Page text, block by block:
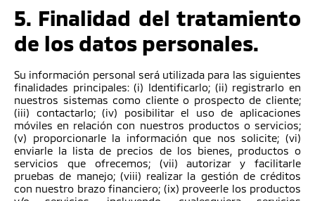
5. Finalidad del tratamiento
de los datos personales.
Su información personal será utilizada para las siguientes
finalidades principales: (i) Identificarlo; (ii) registrarlo en
nuestros sistemas como cliente o prospecto de cliente;
(iii) contactarlo; (iv) posibilitar el uso de aplicaciones
móviles en relación con nuestros productos o servicios;
(v) proporcionarle la información que nos solicite; (vi)
enviarle la lista de precios de los bienes, productos o
servicios que ofrecemos; (vii) autorizar y facilitarle
pruebas de manejo; (viii) realizar la gestión de créditos
con nuestro brazo financiero; (ix) proveerle los productos